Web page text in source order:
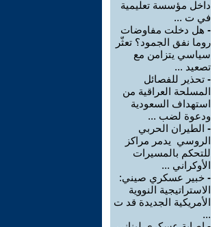
داخل مؤسسة تعليمية
في ت ...
- هل دخلت مفاوضات
روما نفق الجمود؟ تعثّر
سياسي يتزامن مع
تصعيد ...
- تحذير للفصائل
المسلحة العراقية من
استهداف السعودية
ودعوة لضب ...
- الطيران الحربي
الروسي يدمر مراكز
للتحكم بالمسيرات
الأوكراني ...
- خبير عسكري صيني:
الاستراتيجية النووية
الأمريكية الجديدة قد ت
...